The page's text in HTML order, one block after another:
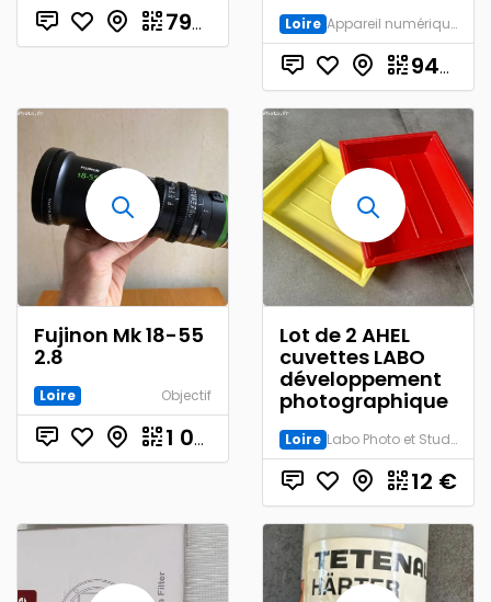
790.00 Loire Appareil numérique
940.00
Fujinon Mk 18-55
2.8
Loire Objectif
1 000.00 €
Lot de 2 AHEL
cuvettes LABO
développement
photographique
Loire Labo Photo et Studio
12 €